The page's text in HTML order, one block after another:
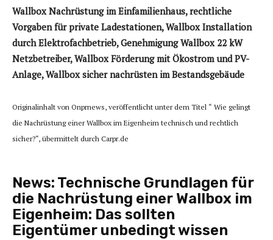
Wallbox Nachrüstung im Einfamilienhaus, rechtliche
Vorgaben für private Ladestationen, Wallbox Installation
durch Elektrofachbetrieb, Genehmigung Wallbox 22 kW
Netzbetreiber, Wallbox Förderung mit Ökostrom und PV-
Anlage, Wallbox sicher nachrüsten im Bestandsgebäude
Originalinhalt von Onprnews, veröffentlicht unter dem Titel “ Wie gelingt
die Nachrüstung einer Wallbox im Eigenheim technisch und rechtlich
sicher?“, übermittelt durch Carpr.de
News: Technische Grundlagen für
die Nachrüstung einer Wallbox im
Eigenheim: Das sollten
Eigentümer unbedingt wissen